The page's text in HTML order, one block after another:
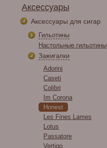
Аксессуары
Аксессуары для сигар
Гильотины
Настольные гильотины
Зажигалки
Adorini
Caseti
Colibri
Im Corona
Honest
Les Fines Lames
Lotus
Passatore
Vertigo